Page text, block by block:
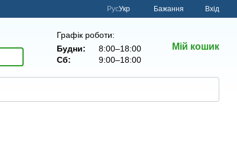
РусУкр Бажання Вхід
Графік роботи:
Будни:
8:00–18:00
Сб:
9:00–18:00
Мій кошик